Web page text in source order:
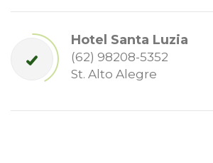
Hotel Santa Luzia
(62) 98208-5352
St. Alto Alegre